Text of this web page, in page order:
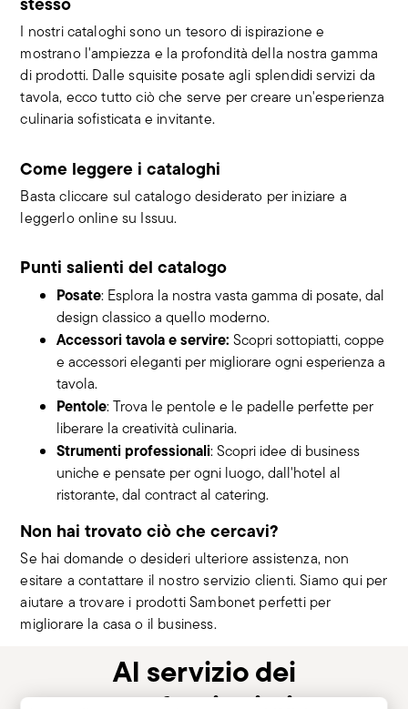
I nostri cataloghi sono un tesoro di ispirazione e
mostrano l'ampiezza e la profondità della nostra gamma
di prodotti. Dalle squisite posate agli splendidi servizi da
tavola, ecco tutto ciò che serve per creare un'esperienza
culinaria sofisticata e invitante.
Come leggere i cataloghi
Basta cliccare sul catalogo desiderato per iniziare a
leggerlo online su Issuu.
Punti salienti del catalogo
Posate: Esplora la nostra vasta gamma di posate, dal
design classico a quello moderno.
Accessori tavola e servire: Scopri sottopiatti, coppe
e accessori eleganti per migliorare ogni esperienza a
tavola.
Pentole: Trova le pentole e le padelle perfette per
liberare la creatività culinaria.
Strumenti professionali: Scopri idee di business
uniche e pensate per ogni luogo, dall'hotel al
ristorante, dal contract al catering.
Non hai trovato ciò che cercavi?
Se hai domande o desideri ulteriore assistenza, non
esitare a contattare il nostro servizio clienti. Siamo qui per
aiutare a trovare i prodotti Sambonet perfetti per
migliorare la casa o il business.
Al servizio dei